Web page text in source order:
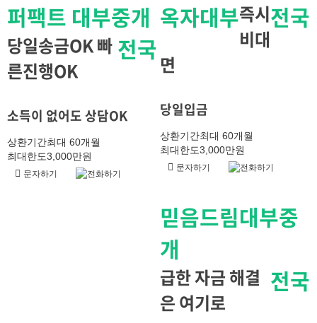
퍼팩트 대부중개
전국
당일송금OK 빠
른진행OK
소득이 없어도 상담OK
상환기간최대 60개월
최대한도3,000만원
문자하기 전화하기
옥자대부 전국
즉시
비대
면
당일입금
상환기간최대 60개월
최대한도3,000만원
문자하기 전화하기
믿음드림대부중
개
전국
급한 자금 해결
은 여기로